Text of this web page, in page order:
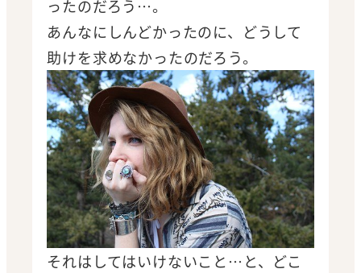
ったのだろう…。
あんなにしんどかったのに、どうして
助けを求めなかったのだろう。
それはしてはいけないこと…と、どこ